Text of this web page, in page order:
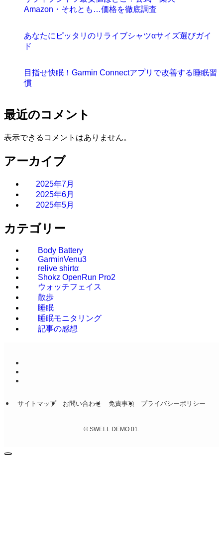
Amazon・それとも…価格を徹底調査
あなたにピッタリのリライブシャツαサイズ選びガイ
ド
目指せ快眠！Garmin Connectアプリで改善する睡眠習
慣
最近のコメント
表示できるコメントはありません。
アーカイブ
2025年7月
2025年6月
2025年5月
カテゴリー
Body Battery
GarminVenu3
relive shirtα
Shokz OpenRun Pro2
ウォッチフェイス
散歩
睡眠
睡眠モニタリング
記事の感想
サイトマップ お問い合わせ 免責事項 プライバシーポリシー
© SWELL DEMO 01.